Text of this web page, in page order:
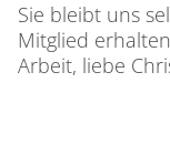
Sie bleibt uns
Mitglied
Arbeit, liebe